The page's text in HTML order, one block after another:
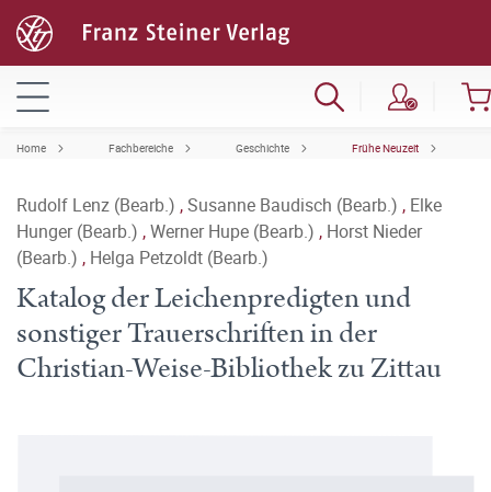
Home Fachbereiche Geschichte Frühe Neuzeit
Rudolf Lenz (Bearb.) ,Susanne Baudisch (Bearb.) , Elke
Hunger (Bearb.) ,Werner Hupe (Bearb.) , Horst Nieder
(Bearb.) , Helga Petzoldt (Bearb.)
Katalog der Leichenpredigten und
sonstiger Trauerschriften in der
Christian-Weise-Bibliothek zu Zittau